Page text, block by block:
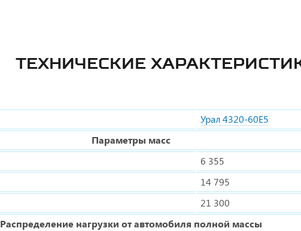
ТЕХНИЧЕСКИЕ
Урал 4320-60Е5
Параметры масс
6 355
14 795
21 300
Распределение нагрузки от автомобиля полной массы